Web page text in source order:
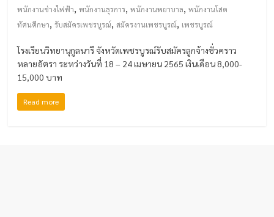
พนักงานช่างไฟฟ้า,พนักงานธุรการ,พนักงานพยาบาล,พนักงานโสต
ทัศนศึกษา,รับสมัครเพชรบูรณ์,สมัครงานเพชรบูรณ์, เพชรบูรณ์
โรงเรียนวิทยานุกูลนารี จังหวัดเพชรบูรณ์รับสมัครลูกจ้างชั่วคราว
หลายอัตรา ระหว่างวันที่ 18 – 24 เมษายน 2565 เงินเดือน 8,000-
15,000 บาท
Read more